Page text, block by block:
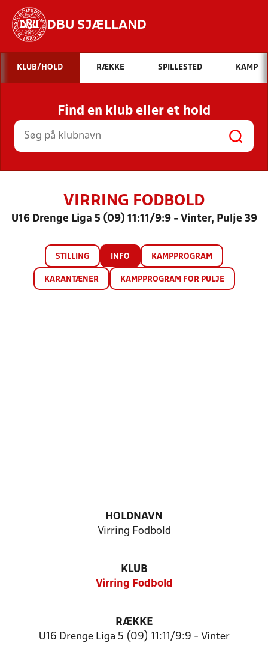
DBU SJÆLLAND
Hvad vil du søge efter?
INDHOLD OG NYHEDER
STILLINGER, RESULTATER, KLUBBER OG
HOLD
KLUB/HOLD RÆKKE SPILLESTED KAMP
Find en klub eller et hold
VIRRING FODBOLD
U16 Drenge Liga 5 (09) 11:11/9:9 - Vinter, Pulje 39
STILLING INFO KAMPPROGRAM
KARANTÆNER KAMPPROGRAM FOR PULJE
HOLDNAVN
Virring Fodbold
KLUB
Virring Fodbold
RÆKKE
U16 Drenge Liga 5 (09) 11:11/9:9 - Vinter